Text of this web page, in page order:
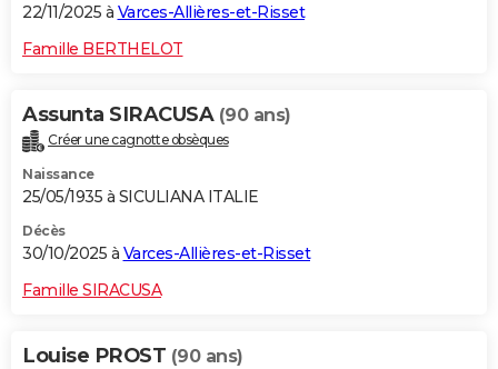
22/11/2025 à Varces-Allières-et-Risset
Famille BERTHELOT
Assunta SIRACUSA (90 ans)
Créer une cagnotte obsèques
Naissance
25/05/1935 à SICULIANA ITALIE
Décès
30/10/2025 à Varces-Allières-et-Risset
Famille SIRACUSA
Louise PROST (90 ans)